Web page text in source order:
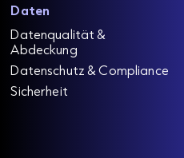
Daten
Datenqualität &
Abdeckung
Datenschutz & Compliance
Sicherheit